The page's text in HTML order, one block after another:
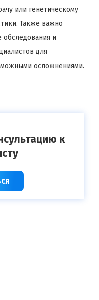
или генетическому
Также важно
и
для
осложнениями.
к